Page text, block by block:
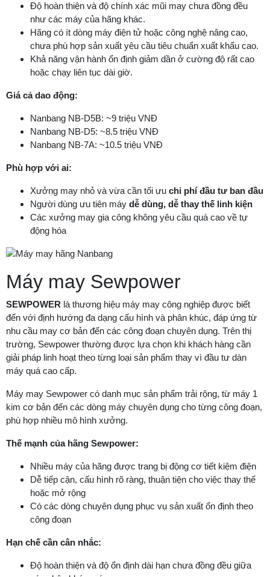
Độ hoàn thiện và độ chính xác mũi may chưa đồng đều
như các máy của hãng khác.
Hãng có ít dòng máy điện tử hoặc công nghệ nâng cao,
chưa phù hợp sản xuất yêu cầu tiêu chuẩn xuất khẩu cao.
Khả năng vận hành ổn định giảm dần ở cường độ rất cao
hoặc chạy liên tục dài giờ.
Giá cả dao động:
Nanbang NB-D5B: ~9 triệu VNĐ
Nanbang NB-D5: ~8.5 triệu VNĐ
Nanbang NB-7A: ~10.5 triệu VNĐ
Phù hợp với ai:
Xưởng may nhỏ và vừa cần tối ưu chi phí đầu tư ban đầu
Người dùng ưu tiên máy dễ dùng, dễ thay thế linh kiện
Các xưởng may gia công không yêu cầu quá cao về tự
động hóa
Máy may Sewpower
SEWPOWER là thương hiệu máy may công nghiệp được biết
đến với định hướng đa dạng cấu hình và phân khúc, đáp ứng từ
nhu cầu may cơ bản đến các công đoạn chuyên dụng. Trên thị
trường, Sewpower thường được lựa chọn khi khách hàng cần
giải pháp linh hoạt theo từng loại sản phẩm thay vì đầu tư dàn
máy quá cao cấp.
Máy may Sewpower có danh mục sản phẩm trải rộng, từ máy 1
kim cơ bản đến các dòng máy chuyên dụng cho từng công đoạn,
phù hợp nhiều mô hình xưởng.
Thế mạnh của hãng Sewpower:
Nhiều máy của hãng được trang bị động cơ tiết kiệm điện
Dễ tiếp cận, cấu hình rõ ràng, thuận tiện cho việc thay thế
hoặc mở rộng
Có các dòng chuyên dụng phục vụ sản xuất ổn định theo
công đoạn
Hạn chế cần cân nhắc:
Độ hoàn thiện và độ ổn định dài hạn chưa đồng đều giữa